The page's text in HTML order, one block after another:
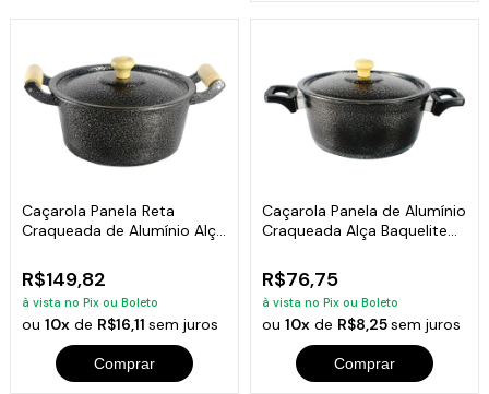
Caçarola Panela Reta
Craqueada de Alumínio Alça
R$149,82
à vista no Pix ou Boleto
ou10x de R$16,11sem juros
Comprar
Caçarola Panela de Alumínio
Craqueada Alça Baquelite
R$76,75
à vista no Pix ou Boleto
ou 10xde R$8,25sem juros
Comprar